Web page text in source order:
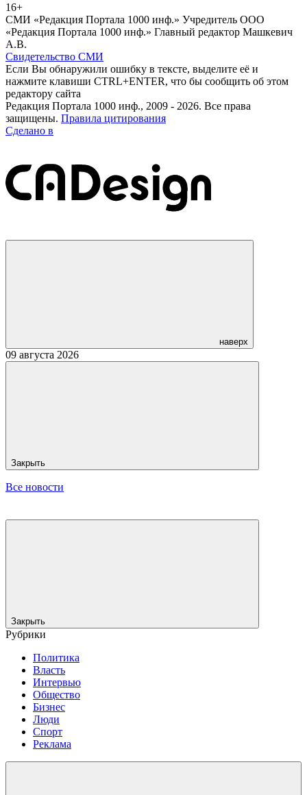
16+
СМИ «Редакция Портала 1000 инф.» Учредитель ООО
«Редакция Портала 1000 инф.» Главный редактор Машкевич
А.В.
Свидетельство СМИ
Если Вы обнаружили ошибку в тексте, выделите её и
нажмите клавиши CTRL+ENTER, что бы сообщить об этом
редактору сайта
Редакция Портала 1000 инф., 2009 - 2026. Все права
защищены. Правила цитирования
Сделано в
наверх
09 августа 2026
Закрыть
Все новости
Закрыть
Рубрики
Политика
Власть
Интервью
Общество
Бизнес
Люди
Спорт
Реклама